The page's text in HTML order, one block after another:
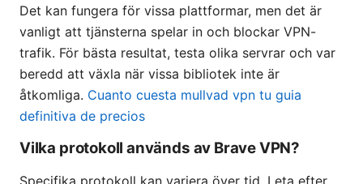
Det kan fungera för vissa plattformar, men det är
vanligt att tjänsterna spelar in och blockar VPN-
trafik. För bästa resultat, testa olika servrar och var
beredd att växla när vissa bibliotek inte är
åtkomliga. Cuanto cuesta mullvad vpn tu guia
definitiva de precios
Vilka protokoll används av Brave VPN?